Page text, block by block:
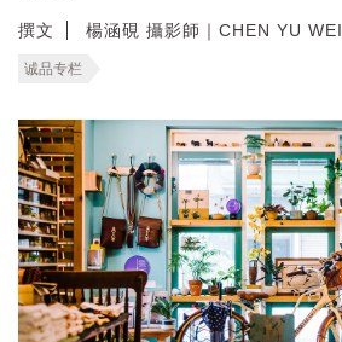
撰文 楊涵硯 攝影師｜CHEN YU WEI
诚品专栏